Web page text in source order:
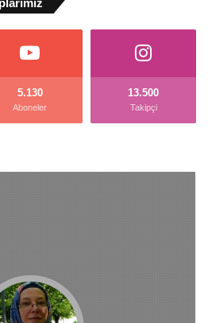
5.130
Aboneler
13.500
Takipçi